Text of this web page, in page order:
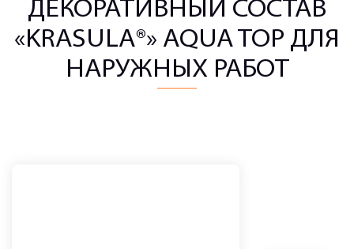
ДЕКОРАТИВНЫЙ СОСТАВ
«KRASULA®» AQUA TOP ДЛЯ
НАРУЖНЫХ РАБОТ